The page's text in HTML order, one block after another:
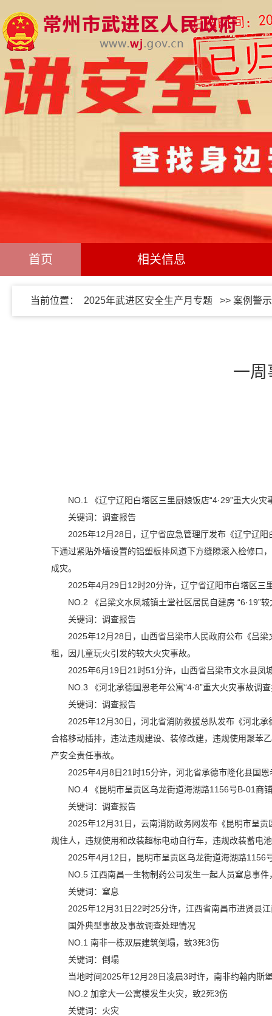
首页 相关信息
当前位置： 2025年武进区安全生产月专题 >> 案例警示
一周
NO.1
《辽宁辽阳白塔区三里厨娘饭店“4·29”重大火
关键词：调查报告
2025年12月28日，辽宁省应急管理厅发布《辽宁辽
下通过紧贴外墙设置的铝塑板排风道下方缝隙滚入检修口
成灾。
2025年4月29日12时20分许，辽宁省辽阳市白塔区
NO.2
《吕梁文水凤城镇土堂社区居民自建房 “6·19”
关键词：调查报告
2025年12月28日，山西省吕梁市人民政府公布《吕
租，因儿童玩火引发的较大火灾事故。
2025年6月19日21时51分许，山西省吕梁市文水县
NO.3
《河北承德国恩老年公寓“4·8”重大火灾事故调
关键词：调查报告
2025年12月30日，河北省消防救援总队发布《河北
合格移动插排，违法违规建设、装修改建，违规使用聚苯
产安全责任事故。
2025年4月8日21时15分许，河北省承德市隆化县国
NO.4
《昆明市呈贡区乌龙街道海湖路1156号B-01商
关键词：调查报告
2025年12月31日，云南消防政务网发布《昆明市呈
规住人，违规使用和改装超标电动自行车，违规改装蓄电
2025年4月12日，昆明市呈贡区乌龙街道海湖路1156
NO.5 江西南昌一生物制药公司发生一起人员窒息事件
关键词：窒息
2025年12月31日22时25分许，江西省南昌市进贤县
国外典型事故及事故调查处理情况
NO.1 南非一栋双层建筑倒塌，致3死3伤
关键词：倒塌
当地时间2025年12月28日凌晨3时许，南非约翰内斯
NO.2 加拿大一公寓楼发生火灾，致2死3伤
关键词：火灾